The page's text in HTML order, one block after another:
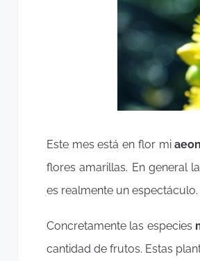
Este mes está en flor mi
flores amarillas. En general
es realmente un espectáculo.
Concretamente las especies
cantidad de frutos. Estas